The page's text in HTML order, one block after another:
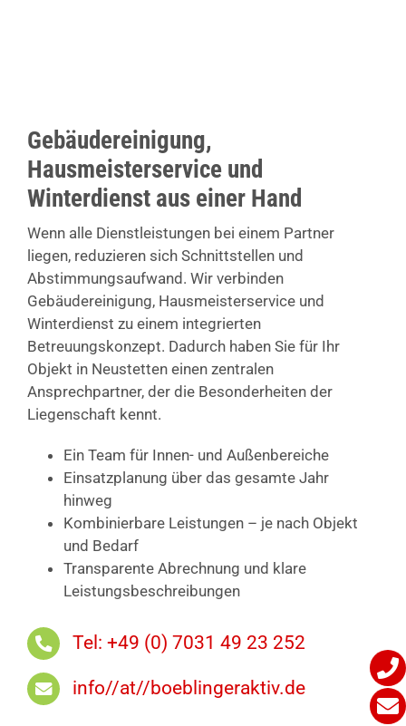
Gebäudereinigung,
Hausmeisterservice und
Winterdienst aus einer Hand
Wenn alle Dienstleistungen bei einem Partner
liegen, reduzieren sich Schnittstellen und
Abstimmungsaufwand. Wir verbinden
Gebäudereinigung, Hausmeisterservice und
Winterdienst zu einem integrierten
Betreuungskonzept. Dadurch haben Sie für Ihr
Objekt in Neustetten einen zentralen
Ansprechpartner, der die Besonderheiten der
Liegenschaft kennt.
Ein Team für Innen- und Außenbereiche
Einsatzplanung über das gesamte Jahr
hinweg
Kombinierbare Leistungen – je nach Objekt
und Bedarf
Transparente Abrechnung und klare
Leistungsbeschreibungen
Tel: +49 (0) 7031 49 23 252
info//at//boeblingeraktiv.de